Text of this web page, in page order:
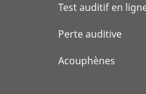
Test auditif en
Perte auditive
Acouphènes